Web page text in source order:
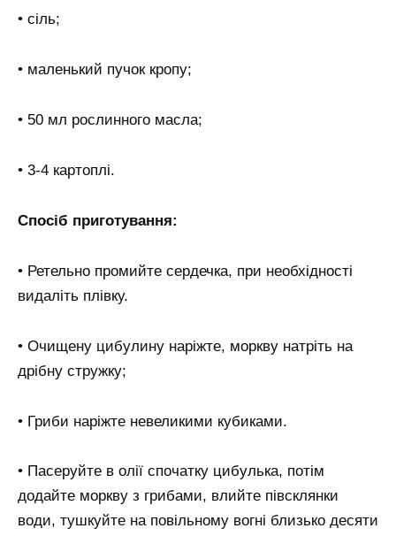
• сіль;
• маленький пучок кропу;
• 50 мл рослинного масла;
• 3-4 картоплі.
Спосіб приготування:
• Ретельно промийте сердечка, при необхідності
видаліть плівку.
• Очищену цибулину наріжте, моркву натріть на
дрібну стружку;
• Гриби наріжте невеликими кубиками.
• Пасеруйте в олії спочатку цибулька, потім
додайте моркву з грибами, влийте півсклянки
води, тушкуйте на повільному вогні близько десяти